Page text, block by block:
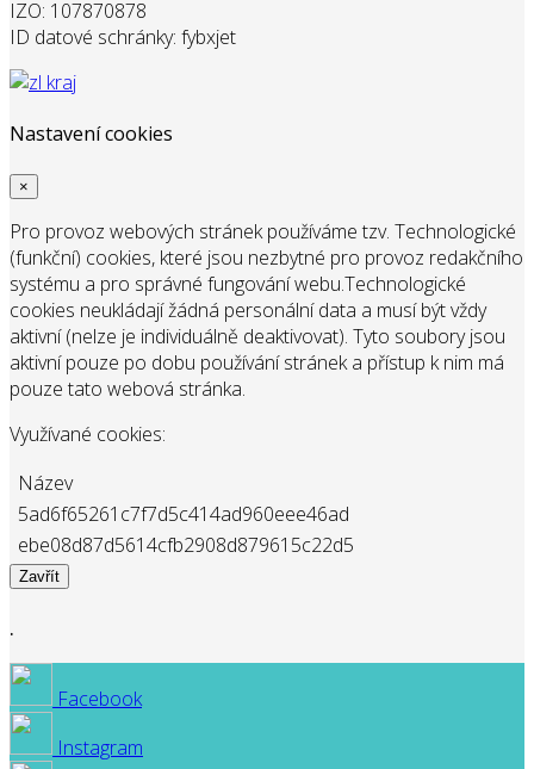
IZO: 107870878
ID datové schránky: fybxjet
Nastavení cookies
×
Pro provoz webových stránek používáme tzv. Technologické
(funkční) cookies, které jsou nezbytné pro provoz redakčního
systému a pro správné fungování webu.Technologické
cookies neukládají žádná personální data a musí být vždy
aktivní (nelze je individuálně deaktivovat). Tyto soubory jsou
aktivní pouze po dobu používání stránek a přístup k nim má
pouze tato webová stránka.
Využívané cookies:
Název
5ad6f65261c7f7d5c414ad960eee46ad
ebe08d87d5614cfb2908d879615c22d5
Zavřít
.
Facebook
Instagram